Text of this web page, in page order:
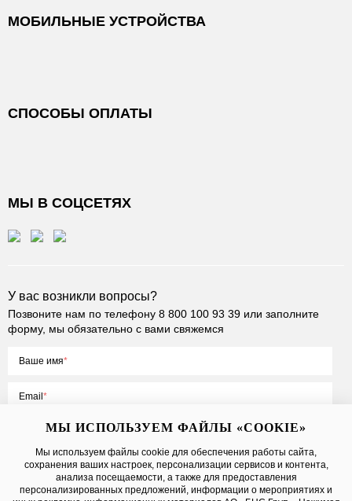
МОБИЛЬНЫЕ УСТРОЙСТВА
СПОСОБЫ ОПЛАТЫ
МЫ В СОЦСЕТЯХ
У вас возникли вопросы?
Позвоните нам по телефону 8 800 100 93 39 или заполните
форму, мы обязательно с вами свяжемся
Ваше имя
Email
Нажимая на кнопку «Отправить», вы принимаете условияПубличной
оферты, даетесогласие на обработку персональных данных
МЫ ИСПОЛЬЗУЕМ ФАЙЛЫ «COOKIE»
Мы используем файлы cookie для обеспечения работы сайта,
сохранения ваших настроек, персонализации сервисов и контента,
анализа посещаемости, а также для предоставления
персонализированных предложений, информации о мероприятиях и